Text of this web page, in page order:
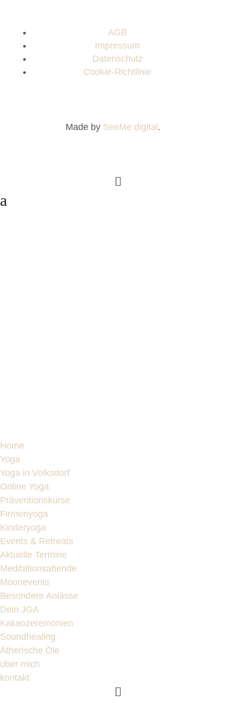
AGB
Impressum
Datenschutz
Cookie-Richtlinie
Made by SeeMe digital.
Home
Yoga
Yoga in Volksdorf
Online Yoga
Präventionskurse
Firmenyoga
Kinderyoga
Events & Retreats
Aktuelle Termine
Meditationsabende
Moonevents
Besondere Anlässe
Dein JGA
Kakaozeremonien
Soundhealing
Ätherische Öle
über mich
kontakt